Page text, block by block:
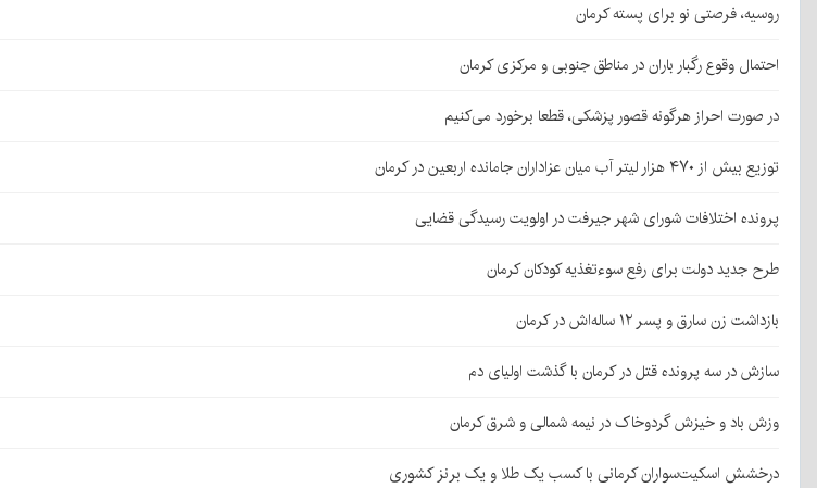
روسیه، فرصتی نو برای پسته کرمان
احتمال وقوع رگبار باران در مناطق جنوبی و مرکزی کرمان
در صورت احراز هرگونه قصور پزشکی، قطعا برخورد می‌کنیم
توزیع بیش از ۴۷۰ هزار لیتر آب میان عزاداران جامانده اربعین در کرمان
پرونده اختلافات شورای شهر جیرفت در اولویت رسیدگی قضایی
طرح جدید دولت برای رفع سوءتغذیه کودکان کرمان
بازداشت زن سارق و پسر ۱۲ ساله‌اش در کرمان
سازش در سه پرونده قتل در کرمان با گذشت اولیای دم
وزش باد و خیزش گردوخاک در نیمه شمالی و شرق کرمان
درخشش اسکیت‌سواران کرمانی با کسب یک طلا و یک برنز کشوری